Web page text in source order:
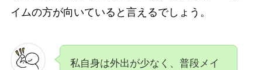
イムの方が向いていると言えるでしょう。
私自身は外出が少なく、普段メイ